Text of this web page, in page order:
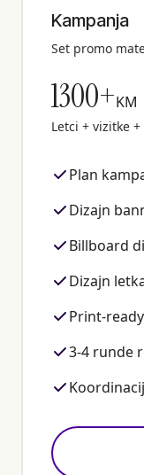
Kampanja
Set promo
1300+KM
Letci + vizitke
Plan
Dizajn
Billboard
Dizajn
Print-
3-4 runde